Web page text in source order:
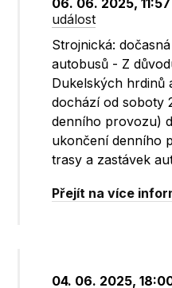
06. 06. 2025, 11:57
událost
Strojnická:
autobusů - Z
Dukelských hrdinů
dochází od soboty
denního provozu)
ukončení denního
trasy a zastávek
Přejít na více
04. 06. 2025,